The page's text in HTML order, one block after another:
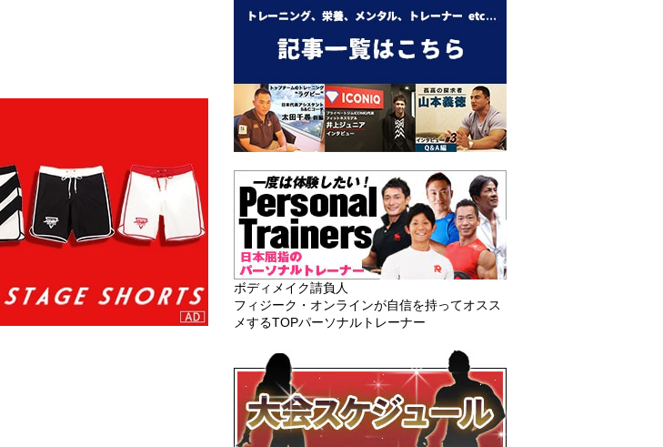
ボディメイク請負人
フィジーク・オンラインが自信を持ってオスス
メするTOPパーソナルトレーナー